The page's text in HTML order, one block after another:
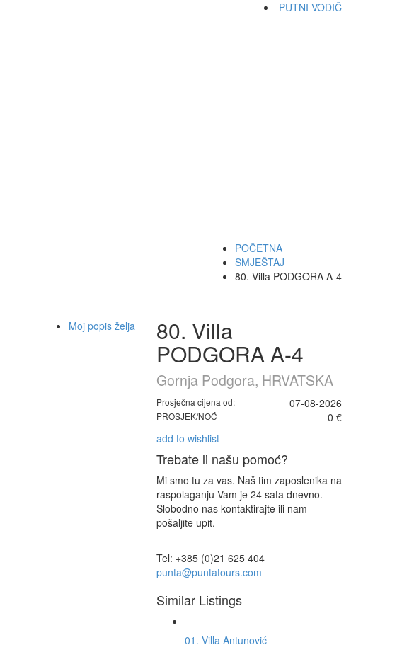
PUTNI VODIČ
POČETNA
SMJEŠTAJ
80. Villa PODGORA A-4
Moj popis želja
80. Villa
PODGORA A-4
Gornja Podgora, HRVATSKA
Prosječna cijena od: 07-08-2026
PROSJEK/NOĆ
0 €
add to wishlist
Trebate li našu pomoć?
Mi smo tu za vas. Naš tim zaposlenika na
raspolaganju Vam je 24 sata dnevno.
Slobodno nas kontaktirajte ili nam
pošaljite upit.
Tel: +385 (0)21 625 404
punta@puntatours.com
Similar Listings
01. Villa Antunović